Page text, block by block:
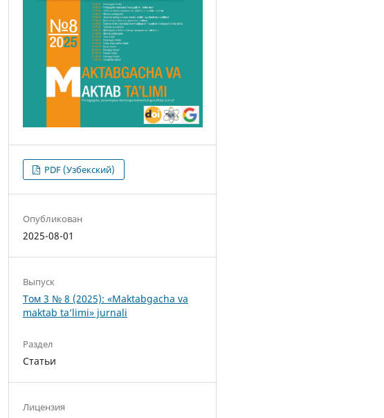
PDF (Узбекский)
Опубликован
2025-08-01
Выпуск
Том 3 № 8 (2025): «Maktabgacha va
maktab ta’limi» jurnali
Раздел
Статьи
Лицензия